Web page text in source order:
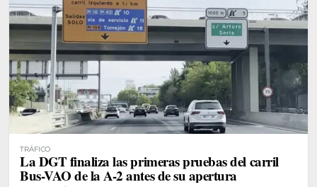
TRÁFICO
La DGT finaliza las primeras pruebas del carril
Bus-VAO de la A-2 antes de su apertura